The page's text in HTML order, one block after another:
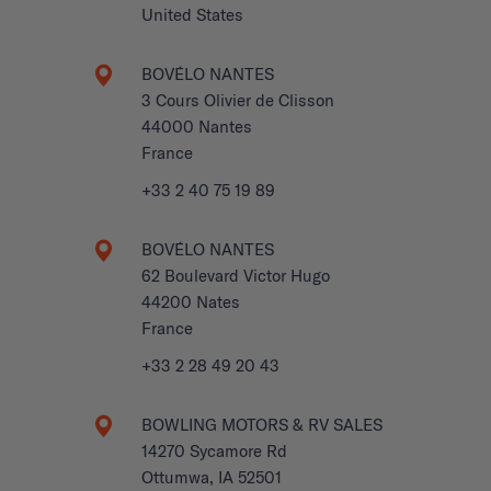
United States
BOVÉLO NANTES
3 Cours Olivier de Clisson
44000 Nantes
France
+33 2 40 75 19 89
BOVÉLO NANTES
62 Boulevard Victor Hugo
44200 Nates
France
+33 2 28 49 20 43
BOWLING MOTORS & RV SALES
14270 Sycamore Rd
Ottumwa, IA 52501